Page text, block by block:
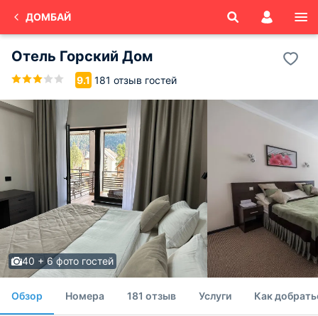
ДОМБАЙ
Отель Горский Дом
9.1 181 отзыв гостей
40 + 6 фото гостей
Обзор Номера 181 отзыв Услуги Как